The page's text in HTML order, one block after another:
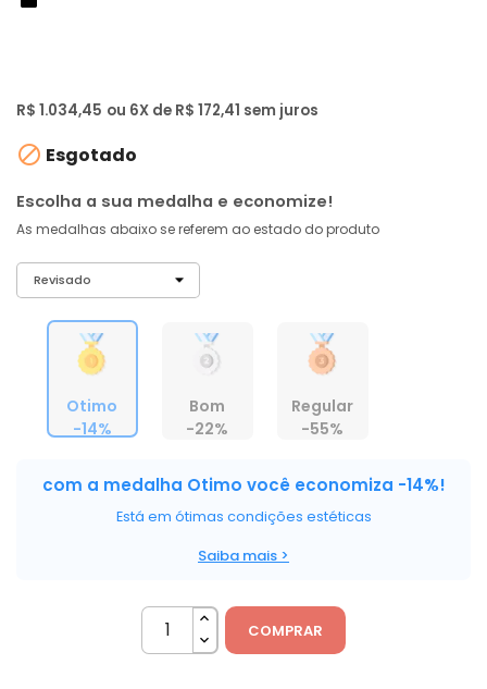
R$ 1.034,45 ou 6X de R$ 172,41 sem juros
 Esgotado
Escolha a sua medalha e economize!
As medalhas abaixo se referem ao estado do produto
Otimo
-14%
Bom
-22%
Regular
-55%
com a medalha Otimo você economiza -14%!
Está em ótimas condições estéticas
Saiba mais >
COMPRAR